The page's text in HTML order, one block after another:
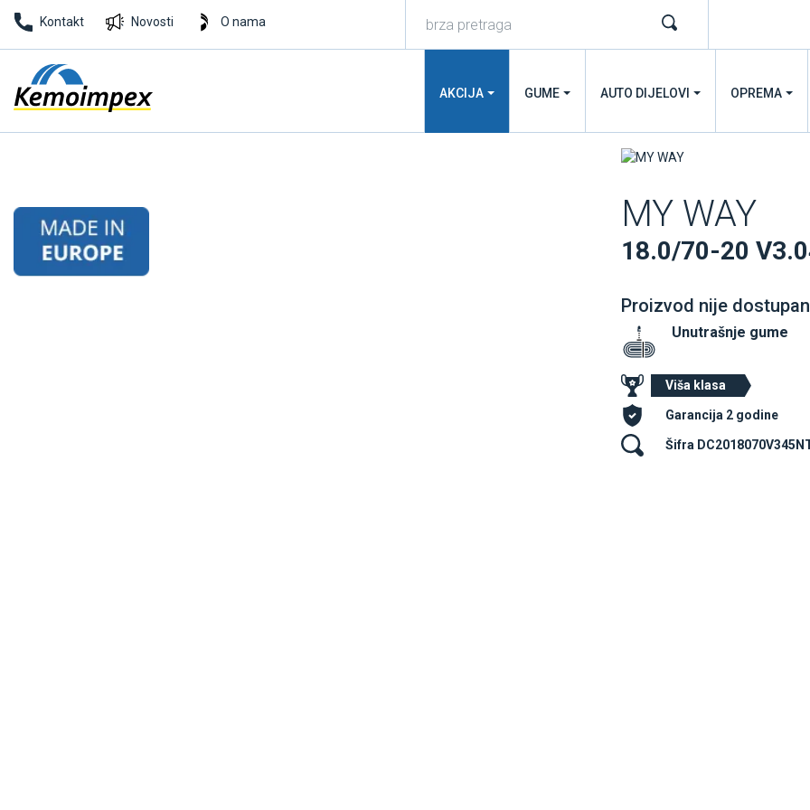
Kontakt Novosti O nama
AKCIJA GUME AUTO DIJELOVI OPREMA
MY WAY
18.0/70-20
Proizvod nije dostupan
Unutrašnje gume
Viša klasa
Garancija 2 godine
Šifra